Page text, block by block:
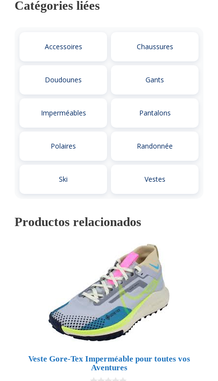
Catégories liées
Accessoires Chaussures
Doudounes Gants
Imperméables Pantalons
Polaires Randonnée
Ski Vestes
Productos relacionados
Veste Gore-Tex Imperméable pour toutes vos
Aventures